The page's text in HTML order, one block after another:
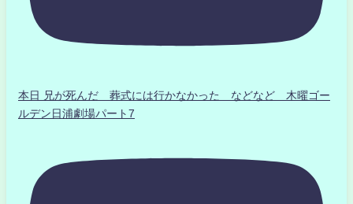
本日 兄が死んだ 葬式には行かなかった などなど 木曜ゴー
ルデン日浦劇場パート7